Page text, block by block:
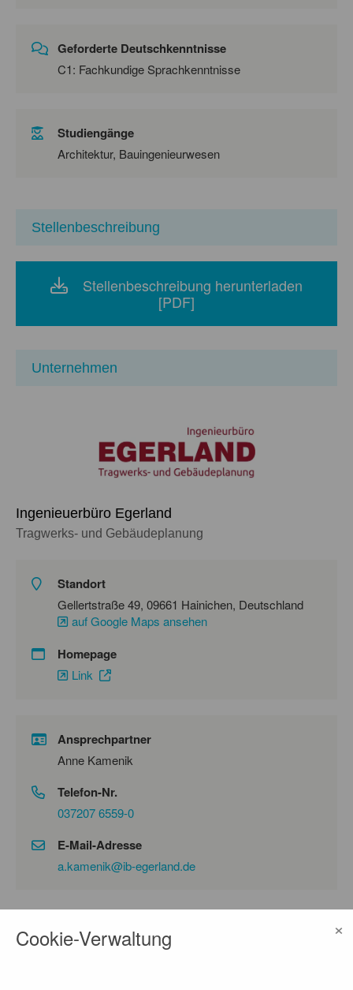
Geforderte Deutschkenntnisse
C1: Fachkundige Sprachkenntnisse
Studiengänge
Architektur, Bauingenieurwesen
Stellenbeschreibung
Stellenbeschreibung herunterladen
[PDF]
Unternehmen
Ingenieuerbüro Egerland
Tragwerks- und Gebäudeplanung
Standort
Gellertstraße 49, 09661 Hainichen, Deutschland
auf Google Maps ansehen
Homepage
Link
Ansprechpartner
Anne Kamenik
Telefon-Nr.
037207 6559-0
E-Mail-Adresse
a.kamenik@ib-egerland.de
Firmenprofil
Cookie-Verwaltung ×